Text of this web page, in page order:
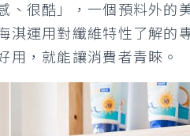
、很酷」，一個預料外的
淇運用對纖維特性了解
用，就能讓消費者青睞。